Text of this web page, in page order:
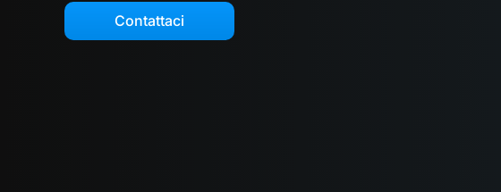
Contattaci